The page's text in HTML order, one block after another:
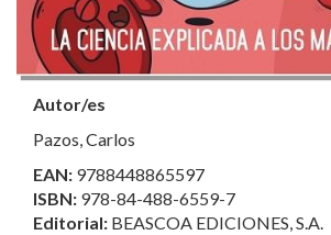
Autor/es
Pazos, Carlos
EAN: 9788448865597
ISBN: 978-84-488-6559-7
Editorial: BEASCOA EDICIONES, S.A.